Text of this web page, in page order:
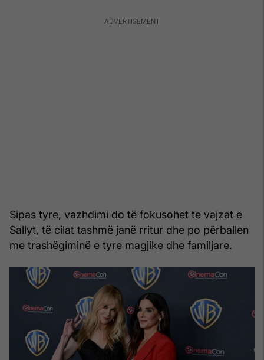
Sipas tyre, vazhdimi do të fokusohet te vajzat e
Sallyt, të cilat tashmë janë rritur dhe po përballen
me trashëgiminë e tyre magjike dhe familjare.